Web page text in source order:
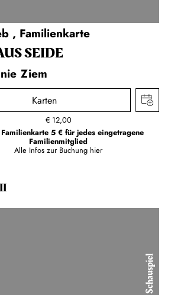
, Familienkarte
SEIDE
Ziem
Karten
€ 12,00
5 € für jedes eingetragene
Familienmitglied
Alle Infos zur Buchung hier
Schauspiel